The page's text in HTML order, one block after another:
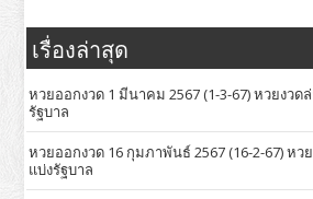
เรื่องล่าสุด
หวยออกงวด 1 มีนาคม 2567 (1-3-67) หวยงว
รัฐบาล
หวยออกงวด 16 กุมภาพันธ์ 2567 (16-2-67) ห
แบ่งรัฐบาล